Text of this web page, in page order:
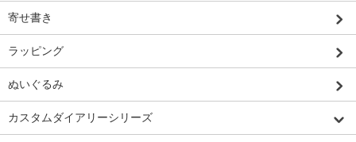
寄せ書き
ラッピング
ぬいぐるみ
カスタムダイアリーシリーズ